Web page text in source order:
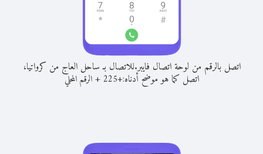
اتصل بالرقم من لوحة اتصال فايبر.للاتصال بـ ساحل العاج من كرواتيا،
اتصل كما هو موضح أدناه:+
225
+الرقم المحلي